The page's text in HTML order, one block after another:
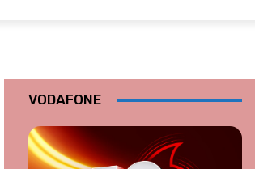
VODAFONE